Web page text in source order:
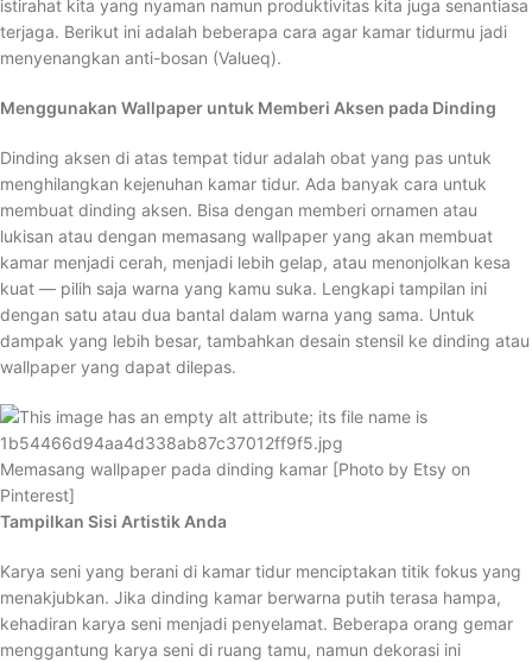
istirahat kita yang nyaman namun produktivitas kita juga senantiasa
terjaga. Berikut ini adalah beberapa cara agar kamar tidurmu jadi
menyenangkan anti-bosan (Valueq).
Menggunakan Wallpaper untuk Memberi Aksen pada Dinding
Dinding aksen di atas tempat tidur adalah obat yang pas untuk
menghilangkan kejenuhan kamar tidur. Ada banyak cara untuk
membuat dinding aksen. Bisa dengan memberi ornamen atau
lukisan atau dengan memasang wallpaper yang akan membuat
kamar menjadi cerah, menjadi lebih gelap, atau menonjolkan kesa
kuat — pilih saja warna yang kamu suka. Lengkapi tampilan ini
dengan satu atau dua bantal dalam warna yang sama. Untuk
dampak yang lebih besar, tambahkan desain stensil ke dinding atau
wallpaper yang dapat dilepas.
Memasang wallpaper pada dinding kamar [Photo by Etsy on
Pinterest]
Tampilkan Sisi Artistik Anda
Karya seni yang berani di kamar tidur menciptakan titik fokus yang
menakjubkan. Jika dinding kamar berwarna putih terasa hampa,
kehadiran karya seni menjadi penyelamat. Beberapa orang gemar
menggantung karya seni di ruang tamu, namun dekorasi ini